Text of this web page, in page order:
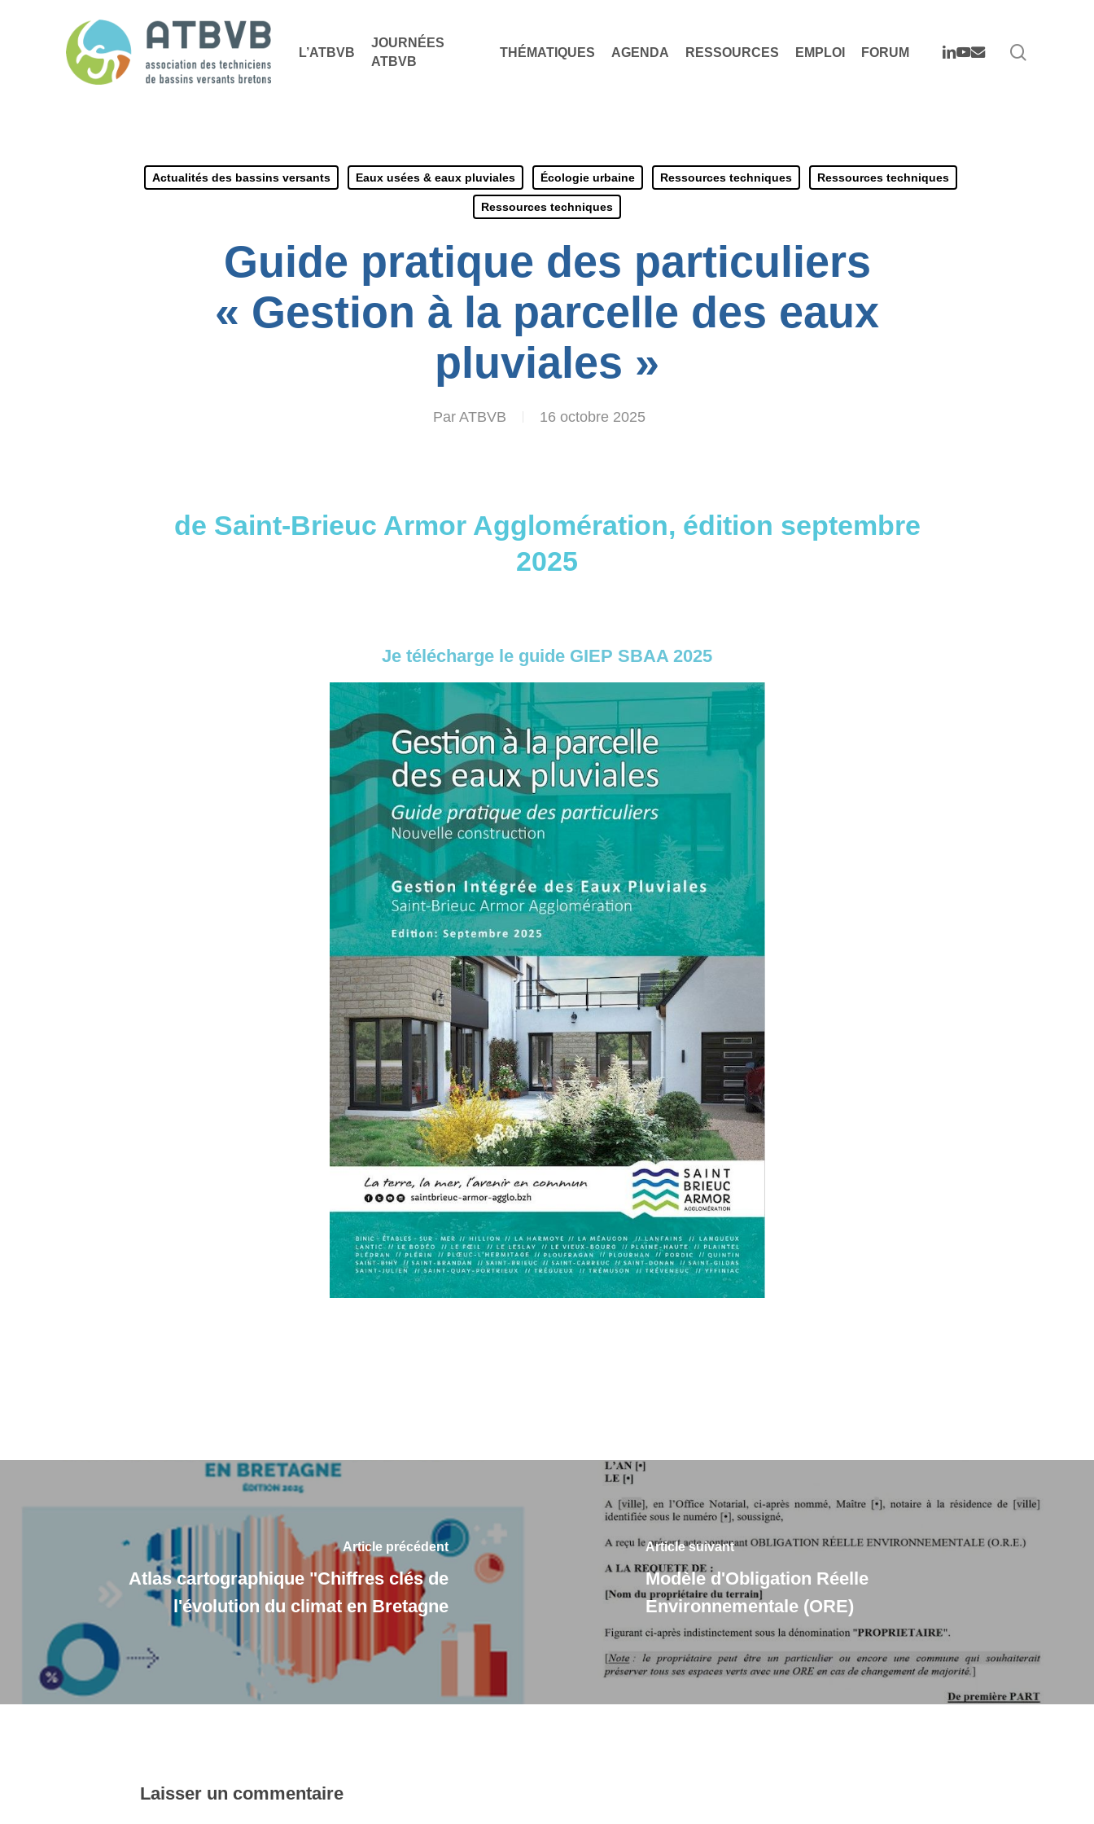
L’ATBVB
JOURNÉES
ATBVB
THÉMATIQUES AGENDA RESSOURCES EMPLOI FORUM LINKEDIN
YOUTUBE
EMAIL
Actualités des bassins versants Eaux usées & eaux pluviales Écologie urbaine Ressources techniques Ressources techniques
Ressources techniques
Guide pratique des particuliers
« Gestion à la parcelle des eaux
pluviales »
Par ATBVB 16 octobre 2025
de Saint-Brieuc Armor Agglomération, édition septembre
2025
Je télécharge le guide GIEP SBAA 2025
Article précédent
Atlas cartographique "Chiffres clés de
l'évolution du climat en Bretagne
Article suivant
Modèle d'Obligation Réelle
Environnementale (ORE)
Laisser un commentaire